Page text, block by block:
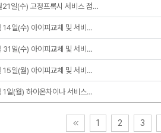
일(수) 고정프록시 서비스 점…
일(수) 아이피교체 및 서비…
일(수) 아이피교체 및 서비…
일(월) 아이피교체 및 서비…
일(월) 하이온차이나 서비스…
1 2 3